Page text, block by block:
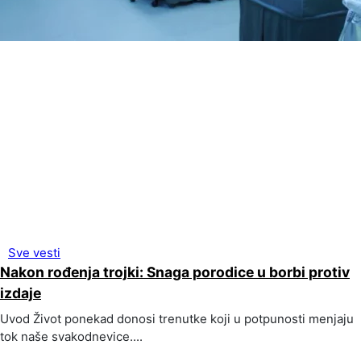
Sve vesti
Nakon rođenja trojki: Snaga porodice u borbi protiv
izdaje
Uvod Život ponekad donosi trenutke koji u potpunosti menjaju
tok naše svakodnevice....